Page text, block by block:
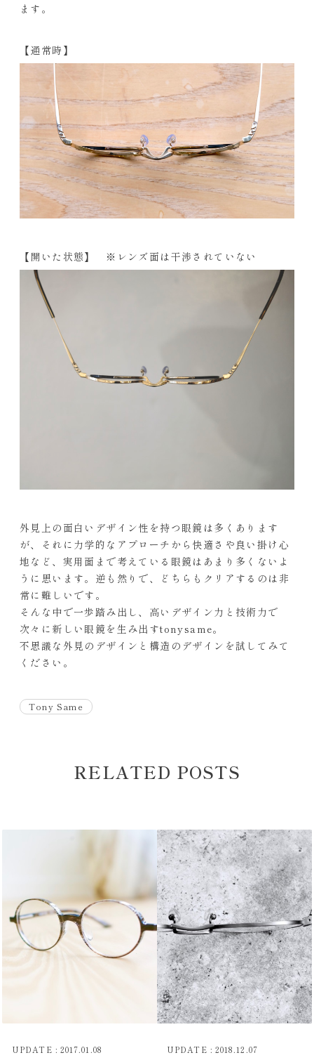
ます。
【通常時】
【開いた状態】 ※レンズ面は干渉されていない
外見上の面白いデザイン性を持つ眼鏡は多くあります
が、それに力学的なアプローチから快適さや良い掛け心
地など、実用面まで考えている眼鏡はあまり多くないよ
うに思います。逆も然りで、どちらもクリアするのは非
常に難しいです。
そんな中で一歩踏み出し、高いデザイン力と技術力で
次々に新しい眼鏡を生み出すtonysame。
不思議な外見のデザインと構造のデザインを試してみて
ください。
Tony Same
RELATED POSTS
UPDATE : 2017.01.08 UPDATE : 2018.12.07